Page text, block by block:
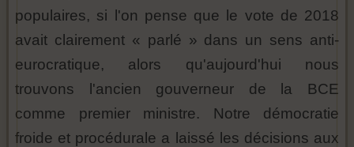
populaires, si l'on pense que le vote de 2018
avait clairement « parlé » dans un sens anti-
eurocratique, alors qu'aujourd'hui nous
trouvons l'ancien gouverneur de la BCE
comme premier ministre. Notre démocratie
froide et procédurale a laissé les décisions aux